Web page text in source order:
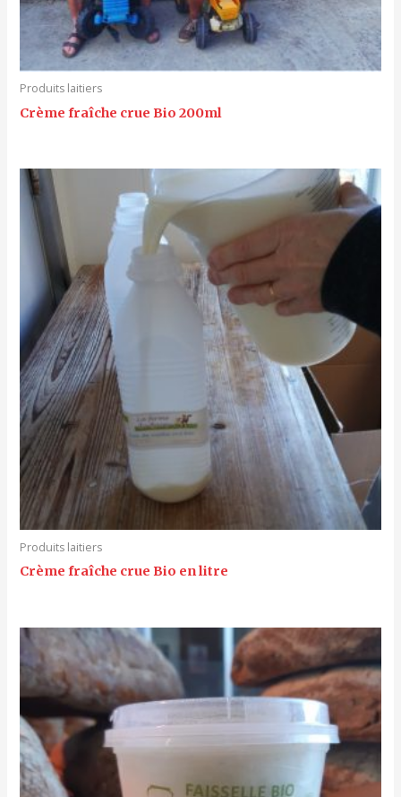
Produits laitiers
Crème fraîche crue Bio 200ml
Produits laitiers
Crème fraîche crue Bio en litre